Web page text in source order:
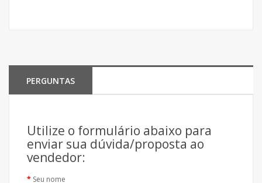
PERGUNTAS
Utilize o formulário abaixo para
enviar sua dúvida/proposta ao
vendedor:
Seu nome